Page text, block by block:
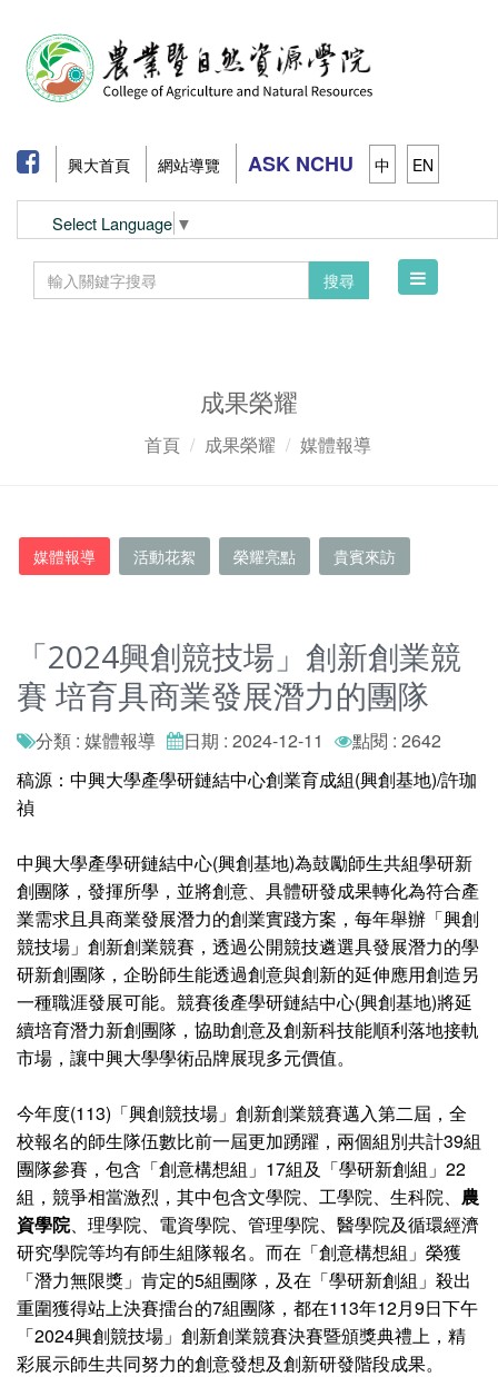
興大首頁 網站導覽 ASK NCHU 中 EN
Select Language ▼
搜尋
Toggle
成果榮耀
首頁 成果榮耀 媒體報導
媒體報導 活動花絮 榮耀亮點 貴賓來訪
「2024興創競技場」創新創業競
賽 培育具商業發展潛力的團隊
分類 : 媒體報導 日期 : 2024-12-11
點閱 : 2642
稿源：中興大學產學研鏈結中心創業育成組(興創基地)/許珈
禎
中興大學產學研鏈結中心(興創基地)為鼓勵師生共組學研新
創團隊，發揮所學，並將創意、具體研發成果轉化為符合產
業需求且具商業發展潛力的創業實踐方案，每年舉辦「興創
競技場」創新創業競賽，透過公開競技遴選具發展潛力的學
研新創團隊，企盼師生能透過創意與創新的延伸應用創造另
一種職涯發展可能。競賽後產學研鏈結中心(興創基地)將延
續培育潛力新創團隊，協助創意及創新科技能順利落地接軌
市場，讓中興大學學術品牌展現多元價值。
今年度(113)「興創競技場」創新創業競賽邁入第二屆，全
校報名的師生隊伍數比前一屆更加踴躍，兩個組別共計39組
團隊參賽，包含「創意構想組」17組及「學研新創組」22
組，競爭相當激烈，其中包含文學院、工學院、生科院、 農
資學院、理學院、電資學院、管理學院、醫學院及循環經濟
研究學院等均有師生組隊報名。而在「創意構想組」榮獲
「潛力無限獎」肯定的5組團隊，及在「學研新創組」殺出
重圍獲得站上決賽擂台的7組團隊，都在113年12月9日下午
「2024興創競技場」創新創業競賽決賽暨頒獎典禮上，精
彩展示師生共同努力的創意發想及創新研發階段成果。